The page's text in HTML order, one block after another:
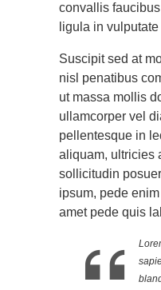
convallis
ligula in
Suscipit sed at
nisl penatibus
ut massa mollis
ullamcorper vel
pellentesque in
aliquam, ultricies
sollicitudin
ipsum, pede
amet pede quis